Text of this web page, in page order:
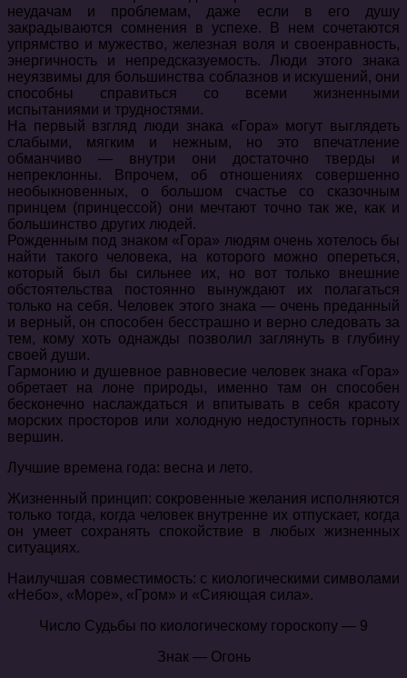
неудачам и проблемам, даже если в его душу
закрадываются сомнения в успехе. В нем сочетаются
упрямство и мужество, железная воля и своенравность,
энергичность и непредсказуемость. Люди этого знака
неуязвимы для большинства соблазнов и искушений, они
способны справиться со всеми жизненными
испытаниями и трудностями.
На первый взгляд люди знака «Гора» могут выглядеть
слабыми, мягким и нежным, но это впечатление
обманчиво — внутри они достаточно тверды и
непреклонны. Впрочем, об отношениях совершенно
необыкновенных, о большом счастье со сказочным
принцем (принцессой) они мечтают точно так же, как и
большинство других людей.
Рожденным под знаком «Гора» людям очень хотелось бы
найти такого человека, на которого можно опереться,
который был бы сильнее их, но вот только внешние
обстоятельства постоянно вынуждают их полагаться
только на себя. Человек этого знака — очень преданный
и верный, он способен бесстрашно и верно следовать за
тем, кому хоть однажды позволил заглянуть в глубину
своей души.
Гармонию и душевное равновесие человек знака «Гора»
обретает на лоне природы, именно там он способен
бесконечно наслаждаться и впитывать в себя красоту
морских просторов или холодную недоступность горных
вершин.
Лучшие времена года: весна и лето.
Жизненный принцип: сокровенные желания исполняются
только тогда, когда человек внутренне их отпускает, когда
он умеет сохранять спокойствие в любых жизненных
ситуациях.
Наилучшая совместимость: с киологическими символами
«Небо», «Море», «Гром» и «Сияющая сила».
Число Судьбы по киологическому гороскопу — 9
Знак — Огонь